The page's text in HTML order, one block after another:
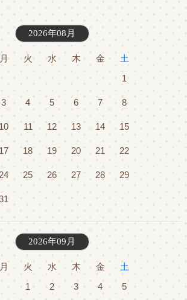
2026年08月
月 火 水 木 金
土
1
3 4 5 6 7 8
10 11 12 13 14 15
17 18 19 20 21 22
24 25 26 27 28 29
2026年09月
月 火 水 木 金
土
1
2 3 4 5